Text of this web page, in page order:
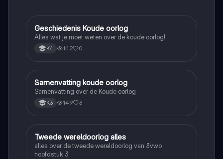
Geschiedenis
Geschiedenis Koude oorlog
Alles wat je moet weten over de koude oorlog!
K4 142 0
Geschiedenis
Samenvatting koude oorlog
Samenvatting over de Koude oorlog
K3 149 3
Geschiedenis
Tweede wereldoorlog alles
alles over de tweede wereldoorlog van 3vwo
hoofdstuk 3